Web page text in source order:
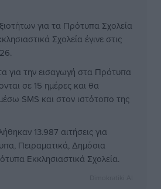
για τα Πρότυπα Σχολεία
Σχολεία έγινε στις
για την εισαγωγή στα Πρότυπα
σε 15 ημέρες και θα
SMS και στον ιστότοπο της
13.987 αιτήσεις για
Πειραματικά, Δημόσια
Εκκλησιαστικά Σχολεία.